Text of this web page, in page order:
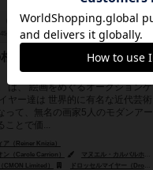
Chris Quilliams）
（Albi）
45分前後 10歳～ 75件
場を読み、競りで金を儲
は、 絵画をめぐるオークションゲ
ヤー達は 世界的に有名な近代芸術
って、無名の画家5人のモダンアー
ことで価...
ア（Reiner Knizia）
ン（Carole Carrion）
マヌエル・カルバルホ（Manuel Carvalho）
CMON Limited）
ドロッセルマイヤー（Drosselmeyer & Co. .）